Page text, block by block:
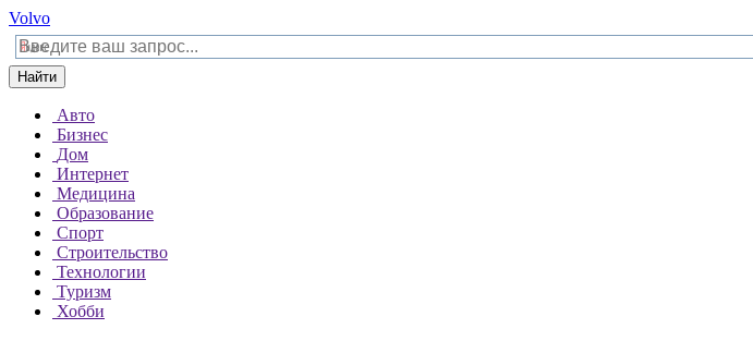
Volvo
Найти
Авто
Бизнес
Дом
Интернет
Медицина
Образование
Спорт
Строительство
Технологии
Туризм
Хобби